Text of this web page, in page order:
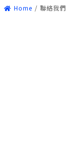
Home / 聯絡我們